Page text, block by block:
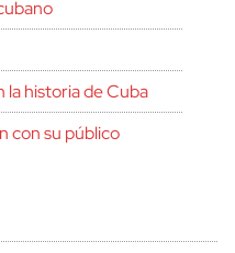
la historia de Cuba
con su público